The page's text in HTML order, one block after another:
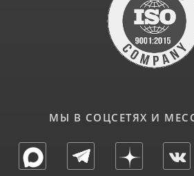
МЫ В СОЦСЕТЯХ И